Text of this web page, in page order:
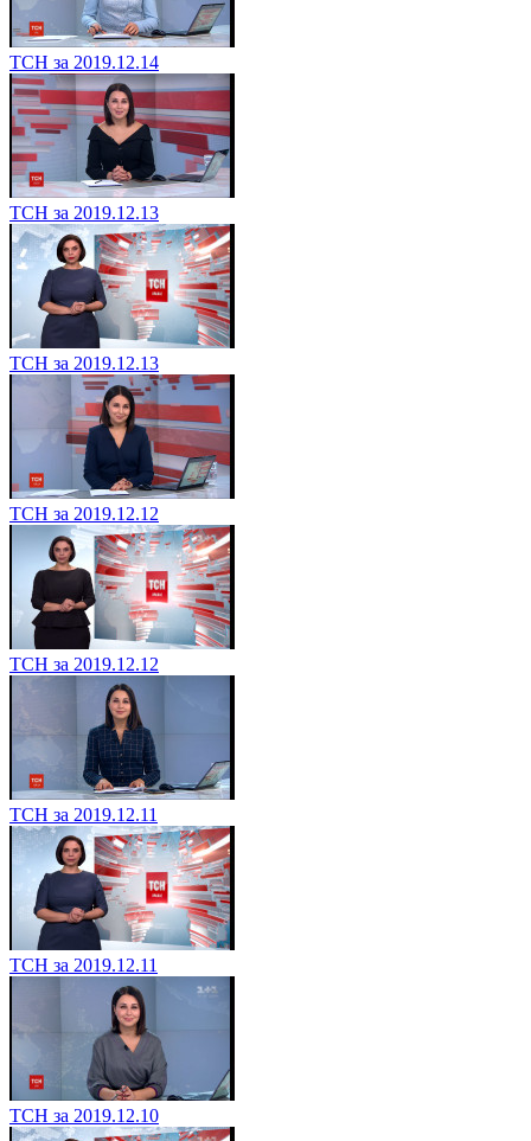
ТСН за 2019.12.14
ТСН за 2019.12.13
ТСН за 2019.12.13
ТСН за 2019.12.12
ТСН за 2019.12.12
ТСН за 2019.12.11
ТСН за 2019.12.11
ТСН за 2019.12.10